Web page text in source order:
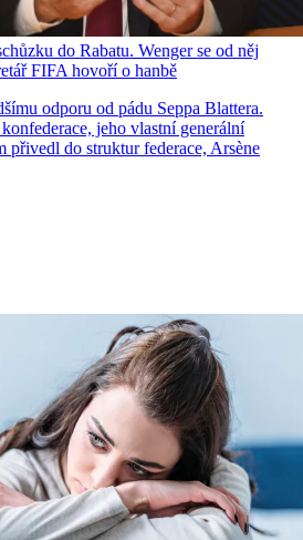
do Rabatu. Wenger se od něj
FIFA hovoří o hanbě
odporu od pádu Seppa Blattera.
jeho vlastní generální
přivedl do struktur federace, Arsène